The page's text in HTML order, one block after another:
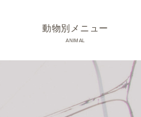
動物別メニュー
ANIMAL
ネコちゃんの病気